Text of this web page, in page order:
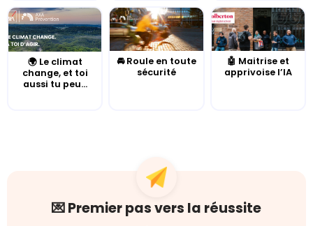
🌍 Le climat
change, et toi
aussi tu peu...
🚘 Roule en toute
sécurité
🤖 Maitrise et
apprivoise l’IA
💌 Premier pas vers la réussite